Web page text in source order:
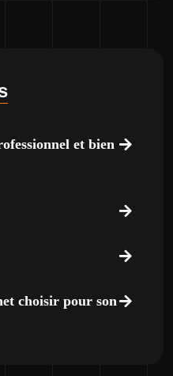
et bien
choisir pour son